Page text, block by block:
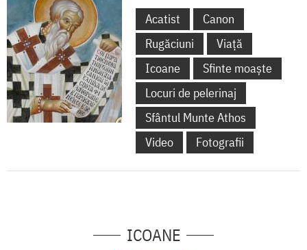
Acatist
Canon
Rugăciuni
Viață
Icoane
Sfinte moaște
Locuri de pelerinaj
Sfântul Munte Athos
Video
Fotografii
ICOANE